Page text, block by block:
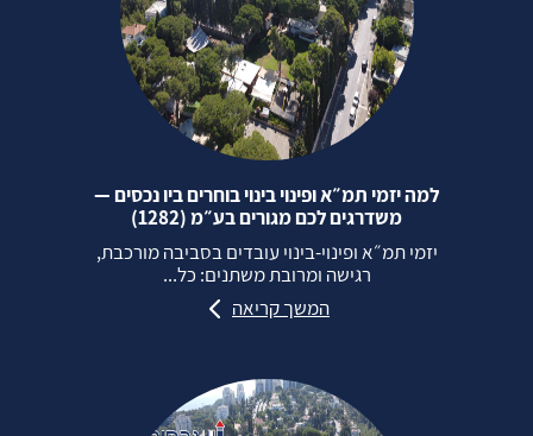
למה יזמי תמ״א ופינוי בינוי בוחרים ביו נכסים —
משדרגים לכם מגורים בע״מ (1282)
יזמי תמ״א ופינוי‑בינוי עובדים בסביבה מורכבת,
רגישה ומרובת משתנים: כל...
המשך קריאה